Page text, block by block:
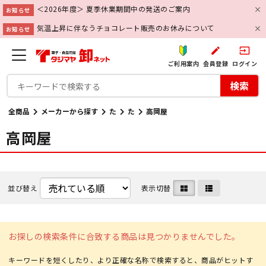
お知らせ ＜2026年度＞ 夏季休業期間中の発送のご案内
お知らせ 気温上昇に伴なうチョコレート販売のお休みについて
ご利用案内
create
会員登録
input
ログイン
検索
全商品 メーカーから探す た た 高岡屋
高岡屋
並び替え 表示切替
お探しの検索条件に合致する商品は見つかりませんでした。
キーワードを短くしたり、より正確な名称で検索すると、商品がヒットす